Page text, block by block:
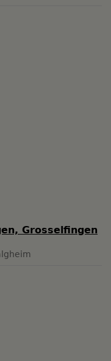
Grosselfingen